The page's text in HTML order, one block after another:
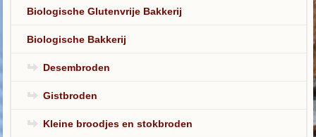
Biologische Glutenvrije Bakkerij
Biologische Bakkerij
Desembroden
Gistbroden
Kleine broodjes en stokbroden